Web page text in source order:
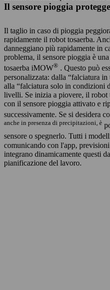
Il sensore pioggia
Il taglio in caso di pioggia
rapidamente il robot tosaerba.
danneggiano più rapidamente in
problema, il sensore pioggia è
tosaerba iMOW® . Questo può
personalizzata: dalla “falciatura
alla “falciatura solo in condizioni
livelli. Se inizia a piovere, il robot
con il sensore pioggia attivato e
successivamente. Se si desidera
anche in presenza di precipitazioni, è
sensore o spegnerlo. Tutti i
comunicando con l'app,
integrano dinamicamente questi
pianificazione del lavoro.